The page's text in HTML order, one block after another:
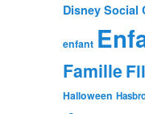
Disney Social
enfant
Famille
Halloween